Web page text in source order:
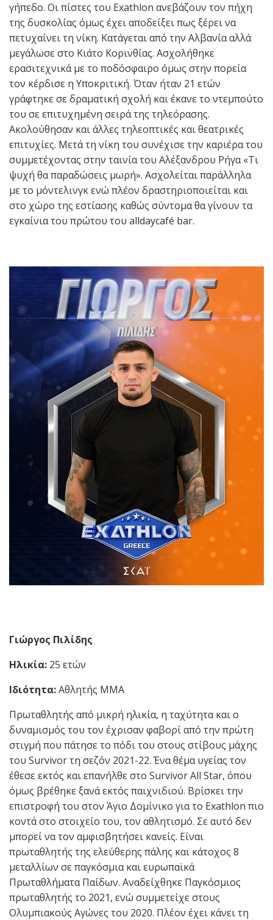
γήπεδο. Οι πίστες του Exathlon ανεβάζουν τον πήχη
της δυσκολίας όμως έχει αποδείξει πως ξέρει να
πετυχαίνει τη νίκη. Κατάγεται από την Αλβανία αλλά
μεγάλωσε στο Κιάτο Κορινθίας. Ασχολήθηκε
ερασιτεχνικά με το ποδόσφαιρο όμως στην πορεία
τον κέρδισε η Υποκριτική. Όταν ήταν 21 ετών
γράφτηκε σε δραματική σχολή και έκανε το ντεμπούτο
του σε επιτυχημένη σειρά της τηλεόρασης.
Ακολούθησαν και άλλες τηλεοπτικές και θεατρικές
επιτυχίες. Μετά τη νίκη του συνέχισε την καριέρα του
συμμετέχοντας στην ταινία του Αλέξανδρου Ρήγα «Τι
ψυχή θα παραδώσεις μωρή». Ασχολείται παράλληλα
με το μόντελινγκ ενώ πλέον δραστηριοποιείται και
στο χώρο της εστίασης καθώς σύντομα θα γίνουν τα
εγκαίνια του πρώτου του alldaycafé bar.
Γιώργος Πιλίδης
Ηλικία: 25 ετών
Ιδιότητα:Αθλητής MMA
Πρωταθλητής από μικρή ηλικία, η ταχύτητα και ο
δυναμισμός του τον έχρισαν φαβορί από την πρώτη
στιγμή που πάτησε το πόδι του στους στίβους μάχης
του Survivor τη σεζόν 2021-22. Ένα θέμα υγείας τον
έθεσε εκτός και επανήλθε στο Survivor All Star, όπου
όμως βρέθηκε ξανά εκτός παιχνιδιού. Βρίσκει την
επιστροφή του στον Άγιο Δομίνικο για το Exathlon πιο
κοντά στο στοιχείο του, τον αθλητισμό. Σε αυτό δεν
μπορεί να τον αμφισβητήσει κανείς. Είναι
πρωταθλητής της ελεύθερης πάλης και κάτοχος 8
μεταλλίων σε παγκόσμια και ευρωπαϊκά
Πρωταθλήματα Παίδων. Αναδείχθηκε Παγκόσμιος
πρωταθλητής το 2021, ενώ συμμετείχε στους
Ολυμπιακούς Αγώνες του 2020. Πλέον έχει κάνει τη